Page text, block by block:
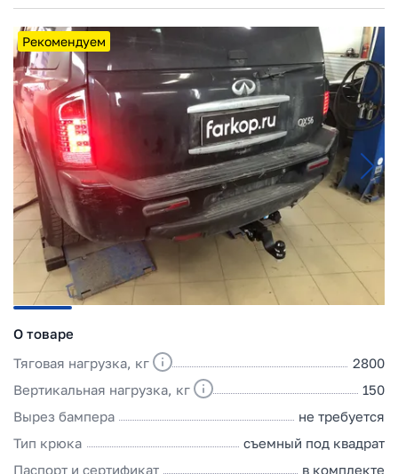
Рекомендуем
О товаре
Тяговая нагрузка, кг
2800
Вертикальная нагрузка, кг
150
Вырез бампера
не требуется
Тип крюка
съемный под квадрат
Паспорт и сертификат
в комплекте